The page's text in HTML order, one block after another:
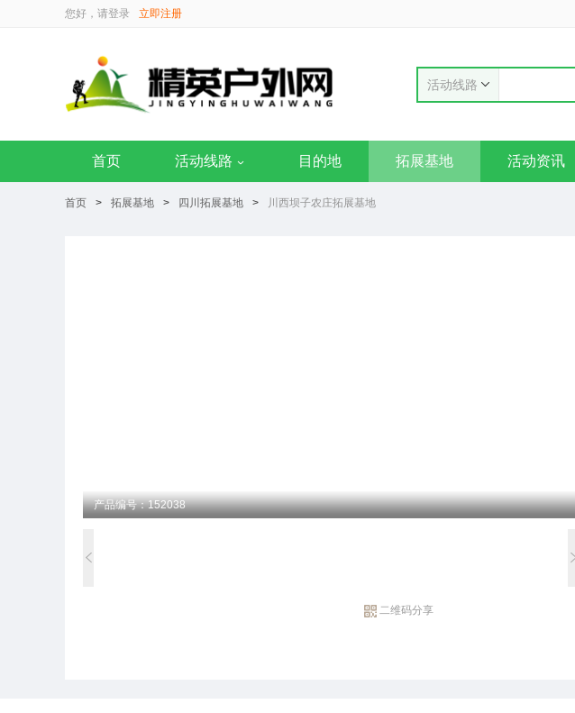
您好，请登录 立即注册
活动线路
首页 活动线路 目的地 拓展基地 活动资讯
首页 > 拓展基地 > 四川拓展基地 > 川西坝子农庄拓展基地
产品编号：152038
二维码分享